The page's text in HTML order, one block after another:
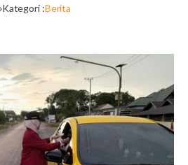
Kategori :Berita